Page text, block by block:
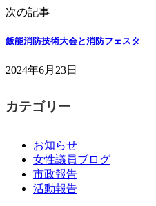
次の記事
飯能消防技術大会と消防フェスタ
2024年6月23日
カテゴリー
お知らせ
女性議員ブログ
市政報告
活動報告